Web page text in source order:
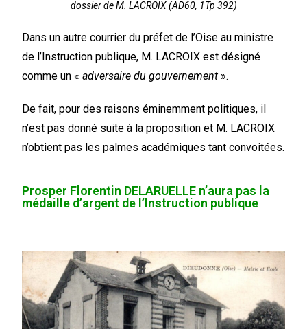
dossier de M. LACROIX (AD60, 1Tp 392)
Dans un autre courrier du préfet de l’Oise au ministre
de l’Instruction publique, M. LACROIX est désigné
comme un «adversaire du gouvernement ».
De fait, pour des raisons éminemment politiques, il
n’est pas donné suite à la proposition et M. LACROIX
n’obtient pas les palmes académiques tant convoitées.
Prosper Florentin DELARUELLE n’aura pas la
médaille d’argent de l’Instruction publique